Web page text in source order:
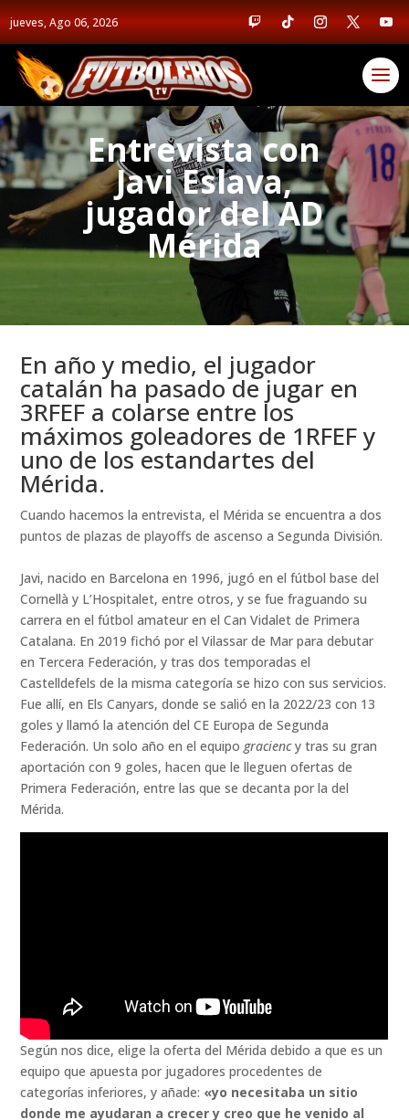
jueves, Ago 06, 2026
Entrevista con
Javi Eslava,
jugador del AD
Mérida
En año y medio, el jugador
catalán ha pasado de jugar en
3RFEF a colarse entre los
máximos goleadores de 1RFEF y
uno de los estandartes del
Mérida.
Cuando hacemos la entrevista, el Mérida se encuentra a dos
puntos de plazas de playoffs de ascenso a Segunda División.
Javi, nacido en Barcelona en 1996, jugó en el fútbol base del
Cornellà y L’Hospitalet, entre otros, y se fue fraguando su
carrera en el fútbol amateur en el Can Vidalet de Primera
Catalana. En 2019 fichó por el Vilassar de Mar para debutar
en Tercera Federación, y tras dos temporadas el
Castelldefels de la misma categoría se hizo con sus servicios.
Fue allí, en Els Canyars, donde se salió en la 2022/23 con 13
goles y llamó la atención del CE Europa de Segunda
Federación. Un solo año en el equipo graciency tras su gran
aportación con 9 goles, hacen que le lleguen ofertas de
Primera Federación, entre las que se decanta por la del
Mérida.
Según nos dice, elige la oferta del Mérida debido a que es un
equipo que apuesta por jugadores procedentes de
categorías inferiores, y añade: «yo necesitaba un sitio
donde me ayudaran a crecer y creo que he venido al